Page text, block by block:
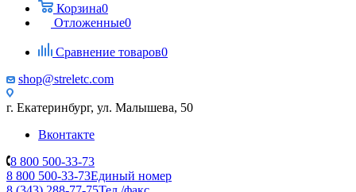
Корзина0
Отложенные0
Сравнение товаров0
shop@streletc.com
г. Екатеринбург, ул. Малышева, 50
Вконтакте
8 800 500-33-73
8 800 500-33-73Единый номер